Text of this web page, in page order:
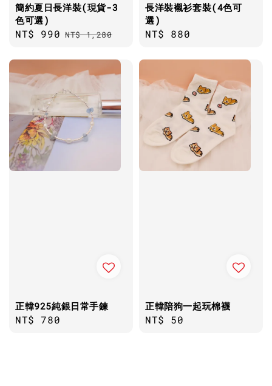
簡約夏日長洋裝(現貨-3
色可選)
Sale
NT$ 990 Regular
NT$ 1,280
長洋裝襯衫套裝(4色可
選)
Regular
NT$ 880
正韓925純銀日常手鍊
Regular
NT$ 780
正韓陪狗一起玩棉襪
Regular
NT$ 50